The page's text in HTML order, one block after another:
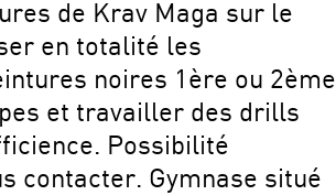
de Krav Maga sur le
en totalité les
noires 1ère ou 2ème
et travailler des drills
Possibilité
contacter. Gymnase situé